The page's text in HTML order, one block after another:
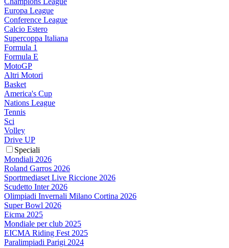
Europa League
Conference League
Calcio Estero
Supercoppa Italiana
Formula 1
Formula E
MotoGP
Altri Motori
Basket
America's Cup
Nations League
Tennis
Sci
Volley
Drive UP
Speciali
Mondiali 2026
Roland Garros 2026
Sportmediaset Live Riccione 2026
Scudetto Inter 2026
Olimpiadi Invernali Milano Cortina 2026
Super Bowl 2026
Eicma 2025
Mondiale per club 2025
EICMA Riding Fest 2025
Paralimpiadi Parigi 2024